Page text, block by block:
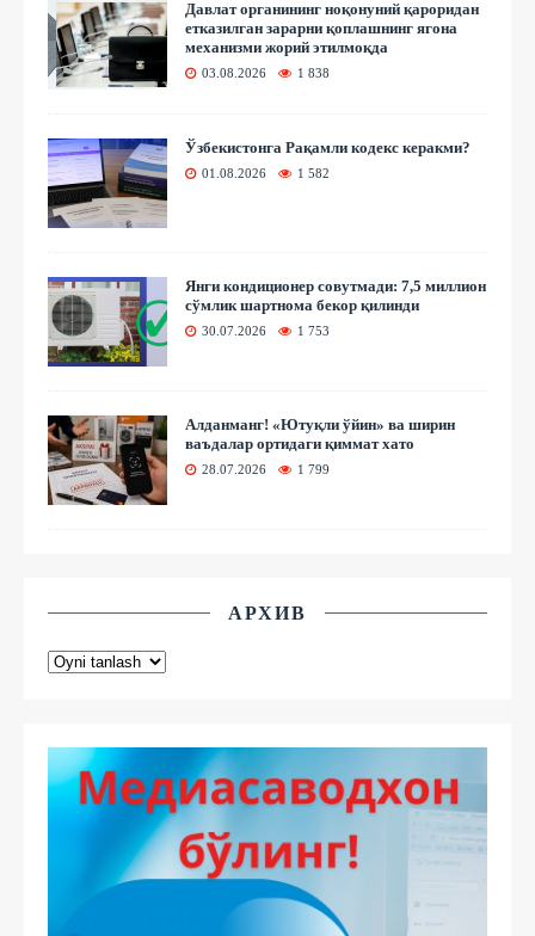
Давлат органининг ноқонуний қароридан
етказилган зарарни қоплашнинг ягона
механизми жорий этилмоқда
03.08.2026 1 838
Ўзбекистонга Рақамли кодекс керакми?
01.08.2026 1 582
Янги кондиционер совутмади: 7,5 миллион
сўмлик шартнома бекор қилинди
30.07.2026 1 753
Алданманг! «Ютуқли ўйин» ва ширин
ваъдалар ортидаги қиммат хато
28.07.2026 1 799
АРХИВ